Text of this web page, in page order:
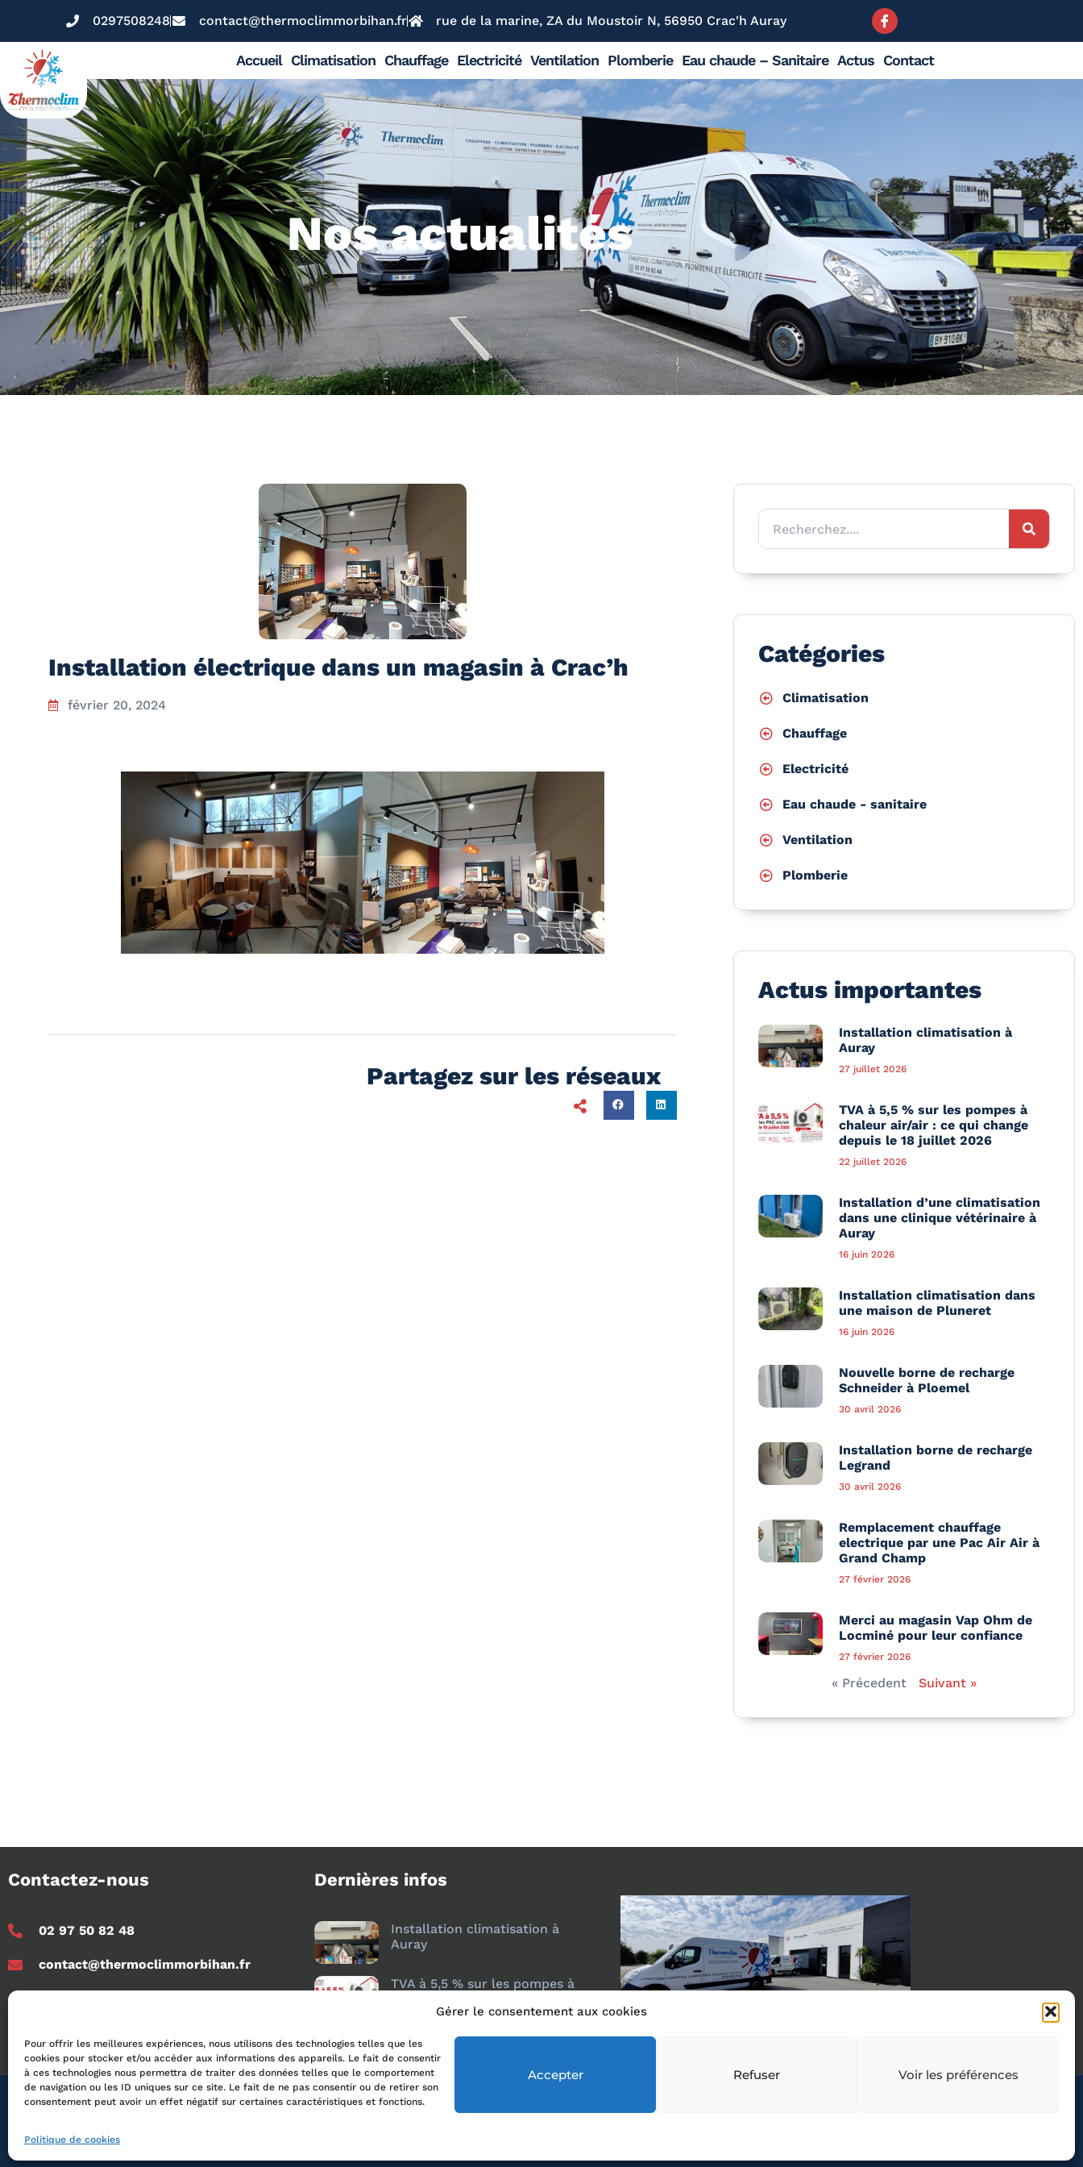
Gérer le consentement aux cookies
Pour offrir les meilleures expériences, nous utilisons des technologies telles que les
cookies pour stocker et/ou accéder aux informations des appareils. Le fait de consentir
à ces technologies nous permettra de traiter des données telles que le comportement
de navigation ou les ID uniques sur ce site. Le fait de ne pas consentir ou de retirer son
consentement peut avoir un effet négatif sur certaines caractéristiques et fonctions.
Accepter Refuser Voir les préférences
Politique de cookies
0297508248 contact@thermoclimmorbihan.fr rue de la marine, ZA du Moustoir N, 56950 Crac'h Auray
Accueil Climatisation Chauffage Electricité Ventilation Plomberie Eau chaude – Sanitaire Actus Contact
Nos actualités
Installation électrique dans un magasin à Crac’h
février 20, 2024
Partagez sur les réseaux
Catégories
Climatisation
Chauffage
Electricité
Eau chaude - sanitaire
Ventilation
Plomberie
Actus importantes
Installation climatisation à
Auray
27 juillet 2026
TVA à 5,5 % sur les pompes à
chaleur air/air : ce qui change
depuis le 18 juillet 2026
22 juillet 2026
Installation d’une climatisation
dans une clinique vétérinaire à
Auray
16 juin 2026
Installation climatisation dans
une maison de Pluneret
16 juin 2026
Nouvelle borne de recharge
Schneider à Ploemel
30 avril 2026
Installation borne de recharge
Legrand
30 avril 2026
Remplacement chauffage
electrique par une Pac Air Air à
Grand Champ
27 février 2026
Merci au magasin Vap Ohm de
Locminé pour leur confiance
27 février 2026
« Précedent Suivant »
Contactez-nous
02 97 50 82 48
contact@thermoclimmorbihan.fr
Dernières infos
Installation climatisation à
Auray
TVA à 5,5 % sur les pompes à
depuis le 18 juillet 2026
© 2024 Themoclim Morbihan All Rights Reserved.
Création du site : Druid Création